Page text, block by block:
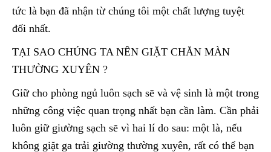
tức là bạn đã nhận từ chúng tôi một chất lượng tuyệt
đối nhất.
TẠI SAO CHÚNG TA NÊN GIẶT CHĂN MÀN
THƯỜNG XUYÊN ?
Giữ cho phòng ngủ luôn sạch sẽ và vệ sinh là một trong
những công việc quan trọng nhất bạn cần làm. Cần phải
luôn giữ giường sạch sẽ vì hai lí do sau: một là, nếu
không giặt ga trải giường thường xuyên, rất có thể bạn